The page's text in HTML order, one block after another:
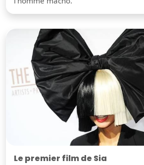
Le premier film de Sia